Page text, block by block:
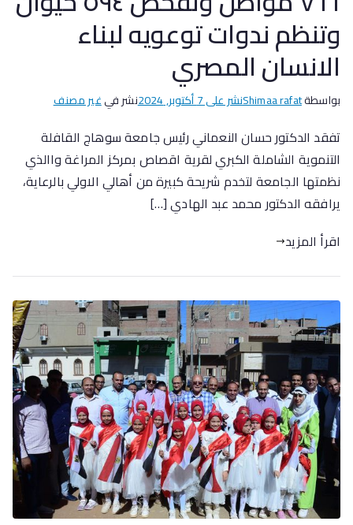
وتنظم ندوات توعويه لبناء
الانسان المصري
بواسطةShimaa rafatنشر على7 أكتوبر, 2024 نشر فيغير مصنف
تفقد الدكتور حسان النعماني رئيس جامعة سوهاج القافلة
التنموية الشاملة الكبري لقرية اقصاص بمركز المراغة واالذي
نظمتها الجامعة لتخدم شريحة كبيرة من أهالي الاولي بالرعاية،
يرافقه الدكتور محمد عبد الهادي […]
اقرأ المزيد